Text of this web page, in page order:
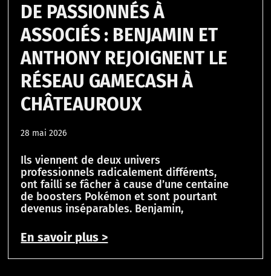
DE PASSIONNÉS À
ASSOCIÉS : BENJAMIN ET
ANTHONY REJOIGNENT LE
RÉSEAU GAMECASH À
CHÂTEAUROUX
28 mai 2026
Ils viennent de deux univers
professionnels radicalement différents,
ont failli se fâcher à cause d’une centaine
de boosters Pokémon et sont pourtant
devenus inséparables. Benjamin,
En savoir plus >